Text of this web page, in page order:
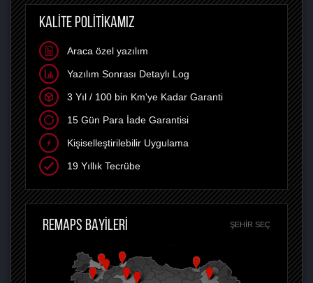
KALİTE POLİTİKAMIZ
Araca özel yazılım
Yazılım Sonrası Detaylı Log
3 Yıl / 100 bin Km'ye Kadar Garanti
15 Gün Para İade Garantisi
Kişiselleştirilebilir Uygulama
19 Yıllık Tecrübe
REMAPS BAYİLERİ ŞEHIR SEÇ